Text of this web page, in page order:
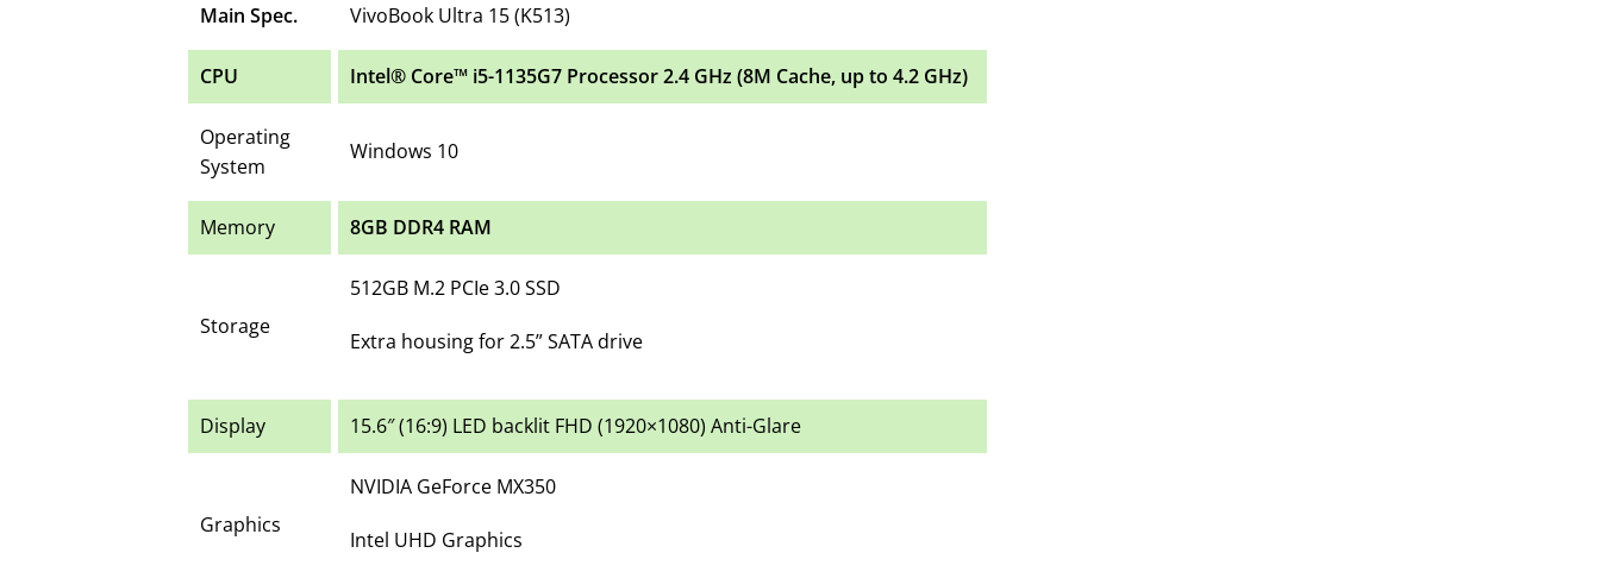
Main Spec. VivoBook Ultra 15 (K513)
CPU Intel® Core™ i5-1135G7 Processor 2.4 GHz (8M Cache, up to 4.2 GHz)
Operating
System
Windows 10
Memory 8GB DDR4 RAM
Storage
512GB M.2 PCIe 3.0 SSD
Extra housing for 2.5” SATA drive
Display 15.6″ (16:9) LED backlit FHD (1920×1080) Anti-Glare
Graphics
NVIDIA GeForce MX350
Intel UHD Graphics